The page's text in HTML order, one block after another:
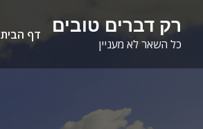
content
רק דברים טובים
כל השאר לא מעניין
דף הבית